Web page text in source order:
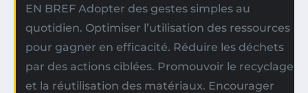
EN BREF Adopter des gestes simples au
quotidien. Optimiser l’utilisation des ressources
pour gagner en efficacité. Réduire les déchets
par des actions ciblées. Promouvoir le recyclage
et la réutilisation des matériaux. Encourager